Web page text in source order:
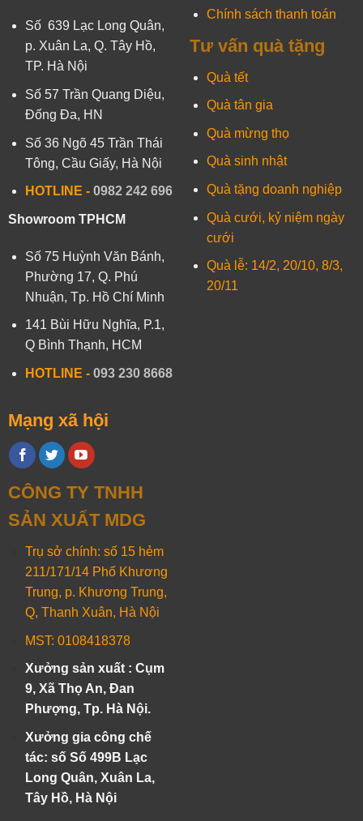
Số 639 Lạc Long Quân,
p. Xuân La, Q. Tây Hồ,
TP. Hà Nội
Số 57 Trần Quang Diệu,
Đống Đa, HN
Số 36 Ngõ 45 Trần Thái
Tông, Cầu Giấy, Hà Nội
HOTLINE - 0982 242 696
Showroom TPHCM
Số 75 Huỳnh Văn Bánh,
Phường 17, Q. Phú
Nhuận, Tp. Hồ Chí Minh
141 Bùi Hữu Nghĩa, P.1,
Q Bình Thạnh, HCM
HOTLINE - 093 230 8668
Chính sách thanh toán
Tư vấn quà tặng
Quà tết
Quà tân gia
Quà mừng thọ
Quà sinh nhật
Quà tặng doanh nghiệp
Quà cưới, kỷ niệm ngày
cưới
Quà lễ: 14/2, 20/10, 8/3,
20/11
Mạng xã hội
CÔNG TY TNHH
SẢN XUẤT MDG
Trụ sở chính: số 15 hẻm
211/171/14 Phố Khương
Trung, p. Khương Trung,
Q, Thanh Xuân, Hà Nội
MST: 0108418378
Xưởng sản xuất : Cụm
9, Xã Thọ An, Đan
Phượng, Tp. Hà Nội.
Xưởng gia công chế
tác: số Số 499B Lạc
Long Quân, Xuân La,
Tây Hồ, Hà Nội